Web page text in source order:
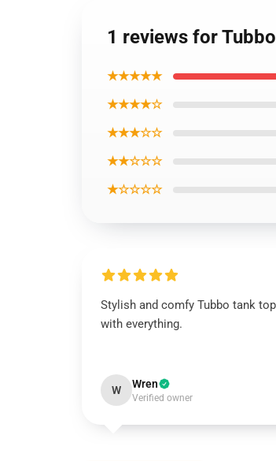
1 reviews for
★★★★★
★★★★☆
★★★☆☆
★★☆☆☆
★☆☆☆☆
Stylish and comfy Tubbo tank
with everything.
W Wren
Verified owner